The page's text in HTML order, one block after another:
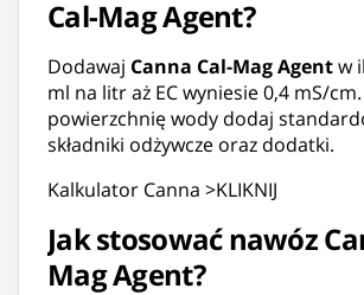
Cal-Mag Agent?
Dodawaj Canna Cal-Mag Agentw
ml na litr aż EC wyniesie 0,4 mS/
powierzchnię wody dodaj
składniki odżywcze oraz dodatki.
Kalkulator Canna >KLIKNIJ
Jak stosować nawóz
Mag Agent?